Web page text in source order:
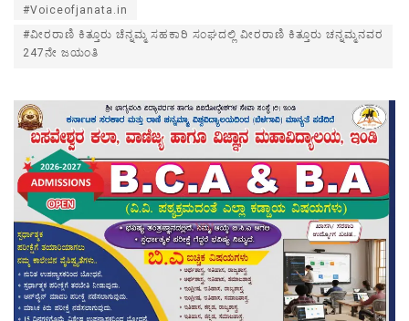
#Voiceofjanata.in
#ವೀರರಾಣಿ ಕಿತ್ತೂರು ಚೆನ್ನಮ್ಮ ಸಹಕಾರಿ ಸಂಘದಲ್ಲಿ ವೀರರಾಣಿ ಕಿತ್ತೂರು ಚನ್ನಮ್ಮನವರ
247ನೇ ಜಯಂತಿ